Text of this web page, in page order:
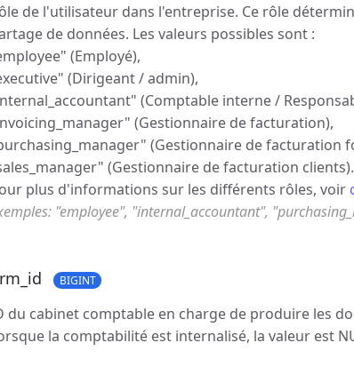
de l'utilisateur dans l'entreprise. Ce rôle
de données. Les valeurs possibles sont :
(Employé),
(Dirigeant / admin),
(Comptable interne /
(Gestionnaire de facturation),
(Gestionnaire de facturation
(Gestionnaire de facturation clients).
plus d'informations sur les différents rôles, voir
"employee", "internal_accountant",
BIGINT
du cabinet comptable en charge de produire les
la comptabilité est internalisé, la valeur est